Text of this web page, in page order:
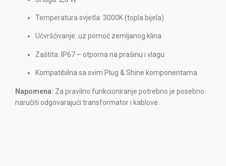
Temperatura svjetla: 3000K (topla bijela)
Učvršćivanje: uz pomoć zemljanog klina
Zaštita: IP67 – otporna na prašinu i vlagu
Kompatibilna sa svim Plug & Shine komponentama
Napomena: Za pravilno funkcioniranje potrebno je posebno
naručiti odgovarajući transformator i kablove.